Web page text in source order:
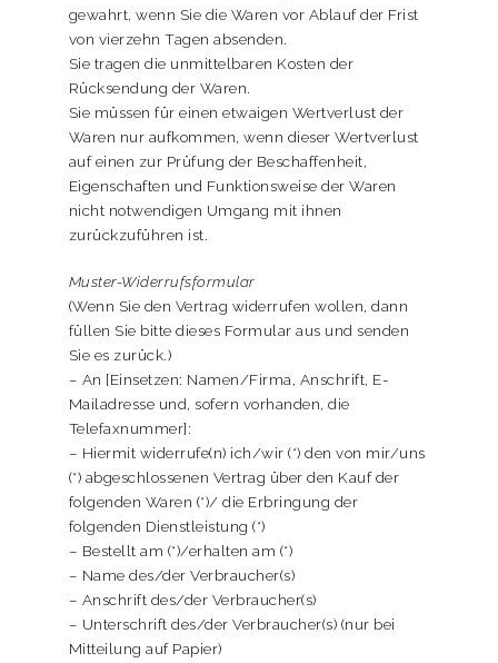
gewahrt, wenn Sie die Waren vor Ablauf der Frist
von vierzehn Tagen absenden.
Sie tragen die unmittelbaren Kosten der
Rücksendung der Waren.
Sie müssen für einen etwaigen Wertverlust der
Waren nur aufkommen, wenn dieser Wertverlust
auf einen zur Prüfung der Beschaffenheit,
Eigenschaften und Funktionsweise der Waren
nicht notwendigen Umgang mit ihnen
zurückzuführen ist.
Muster-Widerrufsformular
(Wenn Sie den Vertrag widerrufen wollen, dann
füllen Sie bitte dieses Formular aus und senden
Sie es zurück.)
– An [Einsetzen: Namen/Firma, Anschrift, E-
Mailadresse und, sofern vorhanden, die
Telefaxnummer]:
– Hiermit widerrufe(n) ich/wir (*) den von mir/uns
(*) abgeschlossenen Vertrag über den Kauf der
folgenden Waren (*)/ die Erbringung der
folgenden Dienstleistung (*)
– Bestellt am (*)/erhalten am (*)
– Name des/der Verbraucher(s)
– Anschrift des/der Verbraucher(s)
– Unterschrift des/der Verbraucher(s) (nur bei
Mitteilung auf Papier)